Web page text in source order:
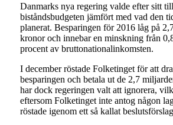
Danmarks nya regering valde efter sitt
biståndsbudgeten jämfört med vad den
planerat. Besparingen för 2016 låg på
kronor och innebar en minskning från
procent av bruttonationalinkomsten.
I december röstade Folketinget för att
besparingen och betala ut de 2,7
har dock regeringen valt att ignorera,
eftersom Folketinget inte antog någon
röstade igenom ett så kallat